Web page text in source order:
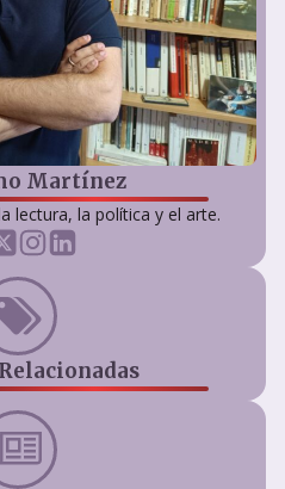
Martínez
lectura, la política y el arte.